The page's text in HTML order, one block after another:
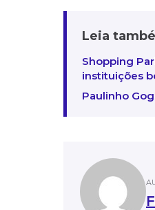
Leia
Shopping
instituições
Paulinho